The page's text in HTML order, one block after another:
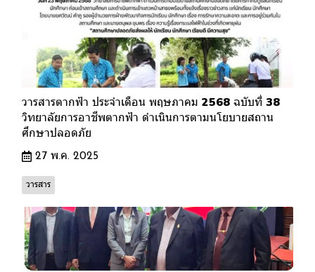
วารสารตากฟ้า ประจำเดือน พฤษภาคม 2568 ฉบับที่ 38
วิทยาลัยการอาชีพตากฟ้า ดำเนินการตามนโยบายสถาน
ศึกษาปลอดภัย
27 พ.ค. 2025
วารสาร